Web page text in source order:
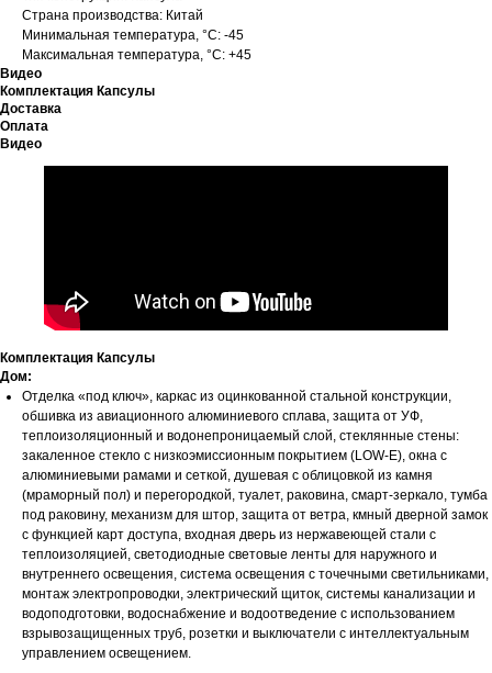
Страна производства: Китай
Минимальная температура, °C: -45
Максимальная температура, °C: +45
Видео
Комплектация Капсулы
Доставка
Оплата
Видео
Комплектация Капсулы
Дом:
Отделка «под ключ», каркас из оцинкованной стальной конструкции,
обшивка из авиационного алюминиевого сплава, защита от УФ,
теплоизоляционный и водонепроницаемый слой, стеклянные стены:
закаленное стекло с низкоэмиссионным покрытием (LOW-E), окна с
алюминиевыми рамами и сеткой, душевая с облицовкой из камня
(мраморный пол) и перегородкой, туалет, раковина, смарт-зеркало, тумба
под раковину, механизм для штор, защита от ветра, кмный дверной замок
с функцией карт доступа, входная дверь из нержавеющей стали с
теплоизоляцией, светодиодные световые ленты для наружного и
внутреннего освещения, система освещения с точечными светильниками,
монтаж электропроводки, электрический щиток, системы канализации и
водоподготовки, водоснабжение и водоотведение с использованием
взрывозащищенных труб, розетки и выключатели с интеллектуальным
управлением освещением.